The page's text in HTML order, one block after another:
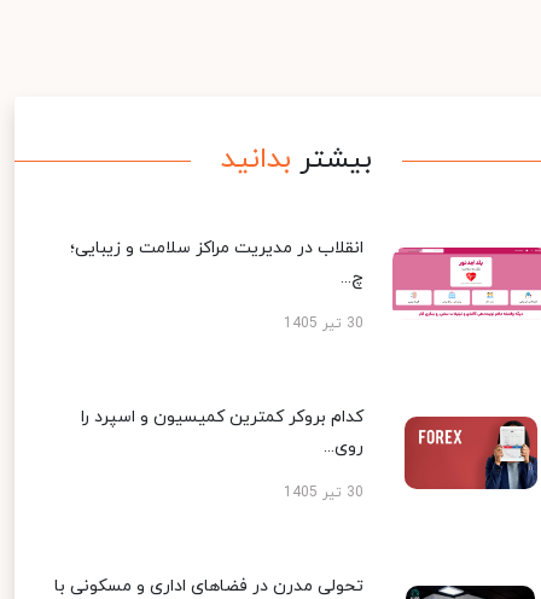
بیشتر بدانید
انقلاب در مدیریت مراکز سلامت و زیبایی؛
چ...
30 تیر 1405
کدام بروکر کمترین کمیسیون و اسپرد را
روی...
30 تیر 1405
تحولی مدرن در فضاهای اداری و مسکونی با